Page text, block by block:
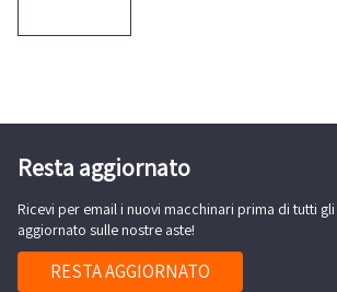
prodotti
concorsuali
ed
Per questoi
prezzi sono
molto più
competitivi
di quelli
attualmente
Resta aggiornato
Ricevi per email i nuovi macchinari prima di tutti
aggiornato sulle nostre aste!
RESTA AGGIORNATO